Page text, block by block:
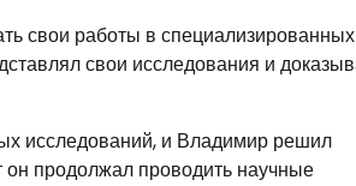
свои работы в специализированных
свои исследования и
исследований, и Владимир решил
он продолжал проводить научные